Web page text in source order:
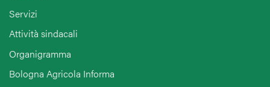
Servizi
Attività sindacali
Organigramma
Bologna Agricola Informa